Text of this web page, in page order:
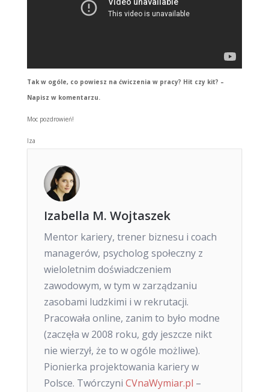
Tak w ogóle, co powiesz na ćwiczenia w pracy? Hit czy kit? –
Napisz w komentarzu.
Moc pozdrowień!
Iza
Izabella M. Wojtaszek
Mentor kariery, trener biznesu i coach
managerów, psycholog społeczny z
wieloletnim doświadczeniem
zawodowym, w tym w zarządzaniu
zasobami ludzkimi i w rekrutacji.
Pracowała online, zanim to było modne
(zaczęła w 2008 roku, gdy jeszcze nikt
nie wierzył, że to w ogóle możliwe).
Pionierka projektowania kariery w
Polsce. Twórczyni CVnaWymiar.pl –